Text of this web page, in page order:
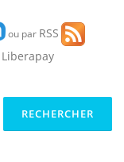
ou par RSS
Liberapay